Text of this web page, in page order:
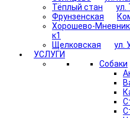
Тёплый стан
ул.
Фрунзенская
Хорошево-
к1
Щелковская
ул.
УСЛУГИ
Собаки